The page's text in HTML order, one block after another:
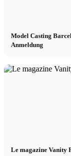
Model Casting
Anmeldung
Le magazine Vanity